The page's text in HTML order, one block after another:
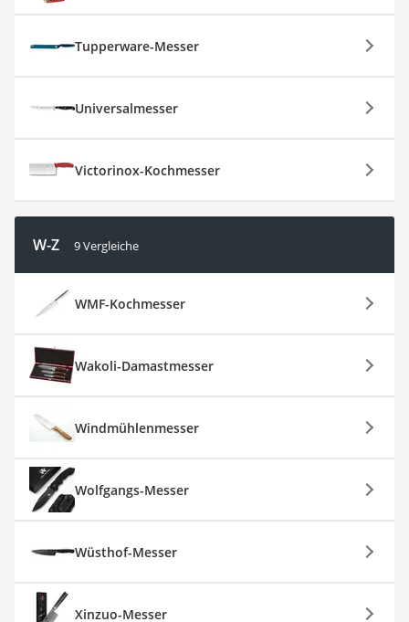
Tupperware-Messer
Universalmesser
Victorinox-Kochmesser
W-Z 9 Vergleiche
WMF-Kochmesser
Wakoli-Damastmesser
Windmühlenmesser
Wolfgangs-Messer
Wüsthof-Messer
Xinzuo-Messer